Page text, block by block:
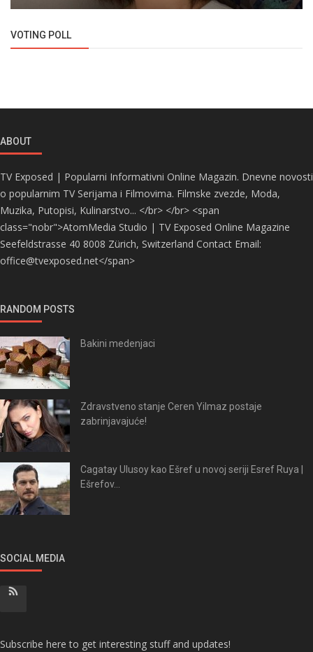
VOTING POLL
ABOUT
TV Exposed | Popularni Informativni Online Magazin. Dnevne novosti
o popularnim TV Serijama i Filmovima. Filmske zvezde, Moda,
Muzika, Putopisi, Kulinarstvo... </br> </br> <span
class="nobr">AtomMedia Studio | TV Exposed Online Magazine
Seefeldstrasse 40 8008 Zürich, Switzerland Contact Email:
office@tvexposed.net</span>
RANDOM POSTS
Bakini medenjaci
Zdravstveno stanje Ceren Yilmaz postaje
zabrinjavajuće!
Cagatay Ulusoy kao Ešref u novoj seriji Esref Ruya |
Ešrefov...
SOCIAL MEDIA
Subscribe here to get interesting stuff and updates!